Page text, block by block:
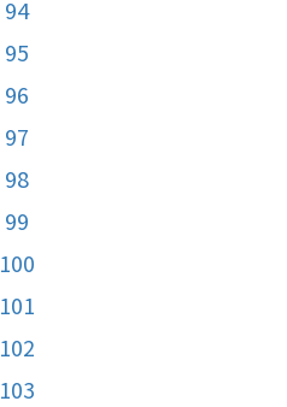
94
95
96
97
98
99
100
101
102
103